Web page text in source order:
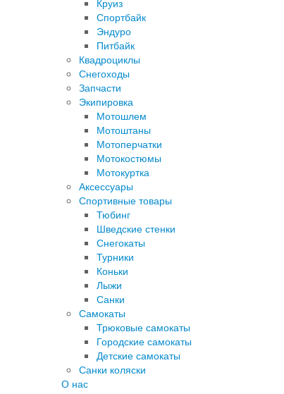
Круиз
Спортбайк
Эндуро
Питбайк
Квадроциклы
Снегоходы
Запчасти
Экипировка
Мотошлем
Мотоштаны
Мотоперчатки
Мотокостюмы
Мотокуртка
Аксессуары
Спортивные товары
Тюбинг
Шведские стенки
Снегокаты
Турники
Коньки
Лыжи
Санки
Самокаты
Трюковые самокаты
Городские самокаты
Детские самокаты
Санки коляски
О нас